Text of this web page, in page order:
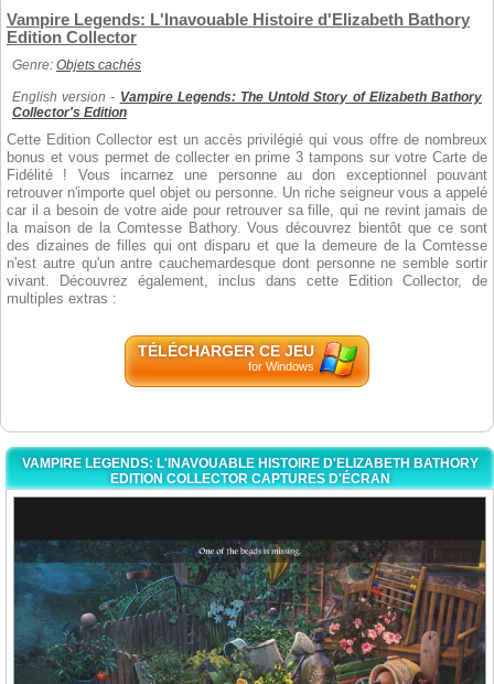
Vampire Legends: L'Inavouable Histoire d'Elizabeth Bathory
Edition Collector
Genre: Objets cachés
English version - Vampire Legends: The Untold Story of Elizabeth Bathory
Collector's Edition
Cette Edition Collector est un accès privilégié qui vous offre de nombreux
bonus et vous permet de collecter en prime 3 tampons sur votre Carte de
Fidélité ! Vous incarnez une personne au don exceptionnel pouvant
retrouver n'importe quel objet ou personne. Un riche seigneur vous a appelé
car il a besoin de votre aide pour retrouver sa fille, qui ne revint jamais de
la maison de la Comtesse Bathory. Vous découvrez bientôt que ce sont
des dizaines de filles qui ont disparu et que la demeure de la Comtesse
n'est autre qu'un antre cauchemardesque dont personne ne semble sortir
vivant. Découvrez également, inclus dans cette Edition Collector, de
multiples extras :
TÉLÉCHARGER CE JEU
for Windows
VAMPIRE LEGENDS: L'INAVOUABLE HISTOIRE D'ELIZABETH BATHORY
EDITION COLLECTOR CAPTURES D'ÉCRAN